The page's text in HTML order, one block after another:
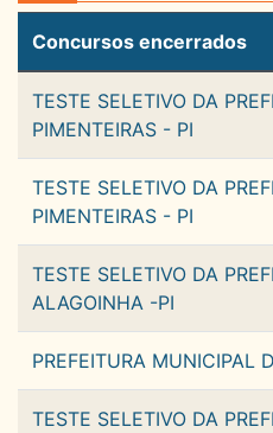
Concursos encerrados
TESTE SELETIVO DA
PIMENTEIRAS - PI
TESTE SELETIVO DA
PIMENTEIRAS - PI
TESTE SELETIVO DA
ALAGOINHA -PI
PREFEITURA MUNICIPAL
TESTE SELETIVO DA